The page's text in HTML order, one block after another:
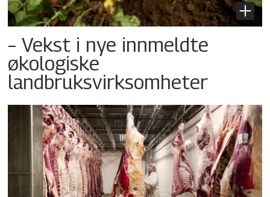
– Vekst i nye innmeldte
økologiske
landbruksvirksomheter